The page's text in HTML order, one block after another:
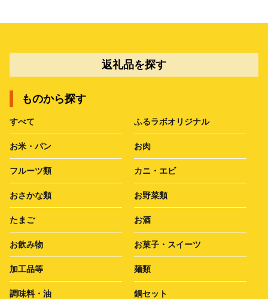
返礼品を探す
ものから探す
すべて ふるラボオリジナル
お米・パン お肉
フルーツ類 カニ・エビ
おさかな類 お野菜類
たまご お酒
お飲み物 お菓子・スイーツ
加工品等 麺類
調味料・油 鍋セット